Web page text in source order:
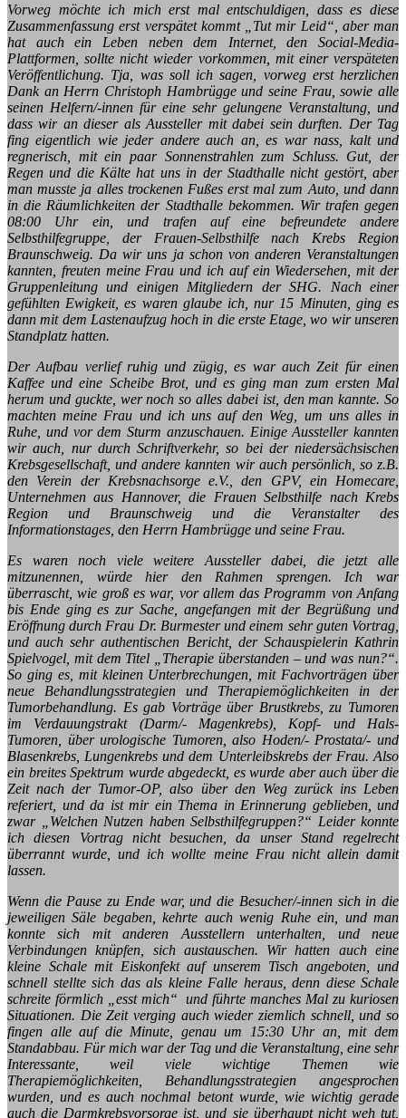
Vorweg möchte ich mich erst mal entschuldigen, dass es diese
Zusammenfassung erst verspätet kommt „Tut mir Leid“, aber man
hat auch ein Leben neben dem Internet, den Social-Media-
Plattformen, sollte nicht wieder vorkommen, mit einer verspäteten
Veröffentlichung. Tja, was soll ich sagen, vorweg erst herzlichen
Dank an Herrn Christoph Hambrügge und seine Frau, sowie alle
seinen Helfern/-innen für eine sehr gelungene Veranstaltung, und
dass wir an dieser als Aussteller mit dabei sein durften. Der Tag
fing eigentlich wie jeder andere auch an, es war nass, kalt und
regnerisch, mit ein paar Sonnenstrahlen zum Schluss. Gut, der
Regen und die Kälte hat uns in der Stadthalle nicht gestört, aber
man musste ja alles trockenen Fußes erst mal zum Auto, und dann
in die Räumlichkeiten der Stadthalle bekommen. Wir trafen gegen
08:00 Uhr ein, und trafen auf eine befreundete andere
Selbsthilfegruppe, der Frauen-Selbsthilfe nach Krebs Region
Braunschweig. Da wir uns ja schon von anderen Veranstaltungen
kannten, freuten meine Frau und ich auf ein Wiedersehen, mit der
Gruppenleitung und einigen Mitgliedern der SHG. Nach einer
gefühlten Ewigkeit, es waren glaube ich, nur 15 Minuten, ging es
dann mit dem Lastenaufzug hoch in die erste Etage, wo wir unseren
Standplatz hatten.
Der Aufbau verlief ruhig und zügig, es war auch Zeit für einen
Kaffee und eine Scheibe Brot, und es ging man zum ersten Mal
herum und guckte, wer noch so alles dabei ist, den man kannte. So
machten meine Frau und ich uns auf den Weg, um uns alles in
Ruhe, und vor dem Sturm anzuschauen. Einige Aussteller kannten
wir auch, nur durch Schriftverkehr, so bei der niedersächsischen
Krebsgesellschaft, und andere kannten wir auch persönlich, so z.B.
den Verein der Krebsnachsorge e.V., den GPV, ein Homecare,
Unternehmen aus Hannover, die Frauen Selbsthilfe nach Krebs
Region und Braunschweig und die Veranstalter des
Informationstages, den Herrn Hambrügge und seine Frau.
Es waren noch viele weitere Aussteller dabei, die jetzt alle
mitzunennen, würde hier den Rahmen sprengen. Ich war
überrascht, wie groß es war, vor allem das Programm von Anfang
bis Ende ging es zur Sache, angefangen mit der Begrüßung und
Eröffnung durch Frau Dr. Burmester und einem sehr guten Vortrag,
und auch sehr authentischen Bericht, der Schauspielerin Kathrin
Spielvogel, mit dem Titel „Therapie überstanden – und was nun?“.
So ging es, mit kleinen Unterbrechungen, mit Fachvorträgen über
neue Behandlungsstrategien und Therapiemöglichkeiten in der
Tumorbehandlung. Es gab Vorträge über Brustkrebs, zu Tumoren
im Verdauungstrakt (Darm/- Magenkrebs), Kopf- und Hals-
Tumoren, über urologische Tumoren, also Hoden/- Prostata/- und
Blasenkrebs, Lungenkrebs und dem Unterleibskrebs der Frau. Also
ein breites Spektrum wurde abgedeckt, es wurde aber auch über die
Zeit nach der Tumor-OP, also über den Weg zurück ins Leben
referiert, und da ist mir ein Thema in Erinnerung geblieben, und
zwar „Welchen Nutzen haben Selbsthilfegruppen?“ Leider konnte
ich diesen Vortrag nicht besuchen, da unser Stand regelrecht
überrannt wurde, und ich wollte meine Frau nicht allein damit
lassen.
Wenn die Pause zu Ende war, und die Besucher/-innen sich in die
jeweiligen Säle begaben, kehrte auch wenig Ruhe ein, und man
konnte sich mit anderen Ausstellern unterhalten, und neue
Verbindungen knüpfen, sich austauschen. Wir hatten auch eine
kleine Schale mit Eiskonfekt auf unserem Tisch angeboten, und
schnell stellte sich das als kleine Falle heraus, denn diese Schale
schreite förmlich „esst mich“ und führte manches Mal zu kuriosen
Situationen. Die Zeit verging auch wieder ziemlich schnell, und so
fingen alle auf die Minute, genau um 15:30 Uhr an, mit dem
Standabbau. Für mich war der Tag und die Veranstaltung, eine sehr
Interessante, weil viele wichtige Themen wie
Therapiemöglichkeiten, Behandlungsstrategien angesprochen
wurden, und es auch nochmal betont wurde, wie wichtig gerade
auch die Darmkrebsvorsorge ist, und sie überhaupt nicht weh tut,